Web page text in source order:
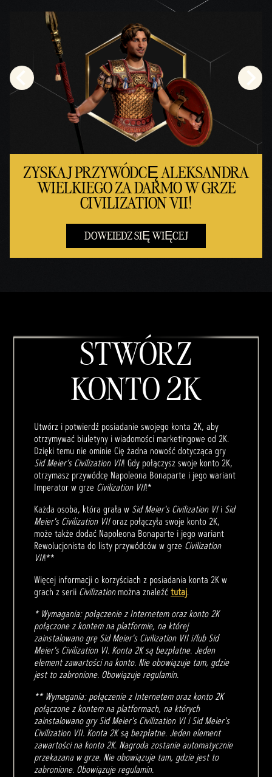
h na
serw
ZYSKAJ PRZYWÓDCĘ ALEKSANDRA
WIELKIEGO ZA DARMO W GRZE
CIVILIZATION VII!
DOWEIEDZ SIĘ WIĘCEJ
STWÓRZ
KONTO 2K
Utwórz i potwierdź posiadanie swojego konta 2K, aby
otrzymywać biuletyny i wiadomości marketingowe od 2K.
Dzięki temu nie ominie Cię żadna nowość dotycząca gry
Sid Meier’s Civilization VII! Gdy połączysz swoje konto 2K,
otrzymasz przywódcę Napoleona Bonaparte i jego wariant
Imperator w grze Civilization VII!*
Każda osoba, która grała w Sid Meier's Civilization VIi Sid
Meier's Civilization VIIoraz połączyła swoje konto 2K,
może także dodać Napoleona Bonaparte i jego wariant
Rewolucjonista do listy przywódców w grze Civilization
VII!**
Więcej informacji o korzyściach z posiadania konta 2K w
grach z serii Civilizationmożna znaleźćtutaj.
* Wymagania: połączenie z Internetem oraz konto 2K
połączone z kontem na platformie, na której
zainstalowano grę Sid Meier's Civilization VII i/lub Sid
Meier's Civilization VI. Konta 2K są bezpłatne. Jeden
element zawartości na konto. Nie obowiązuje tam, gdzie
jest to zabronione. Obowiązuje regulamin.
** Wymagania: połączenie z Internetem oraz konto 2K
połączone z kontem na platformach, na których
zainstalowano gry Sid Meier's Civilization VI i Sid Meier's
Civilization VII. Konta 2K są bezpłatne. Jeden element
zawartości na konto 2K. Nagroda zostanie automatycznie
przekazana w grze. Nie obowiązuje tam, gdzie jest to
zabronione. Obowiązuje regulamin.